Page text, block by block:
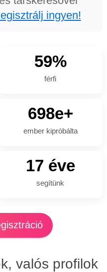
ingyen!
59%
férfi
698e+
ember kipróbálta
17 éve
segítünk
valós profilok